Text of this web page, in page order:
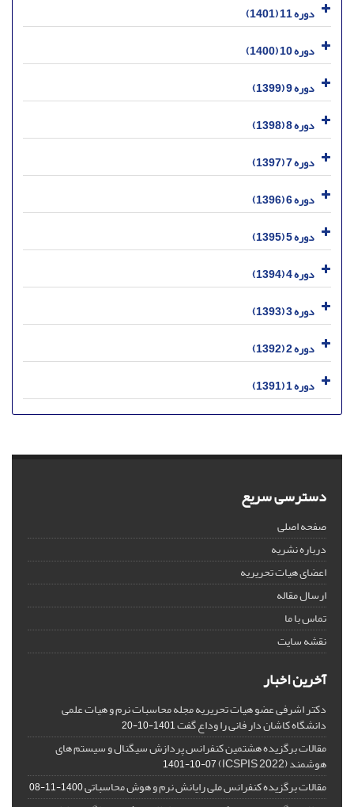
دوره 11 (1401)
دوره 10 (1400)
دوره 9 (1399)
دوره 8 (1398)
دوره 7 (1397)
دوره 6 (1396)
دوره 5 (1395)
دوره 4 (1394)
دوره 3 (1393)
دوره 2 (1392)
دوره 1 (1391)
دسترسی سریع
صفحه اصلی
درباره نشریه
اعضای هیات تحریریه
ارسال مقاله
تماس با ما
نقشه سایت
آخرین اخبار
دکتر اشرفی عضو هیات تحریریه مجله محاسبات نرم و هیات علمی
دانشگاه کاشان دار فانی را وداع گفت1401-10-20
مقالات برگزیده هشتمین کنفرانس پردازش سیگنال و سیستم های
هوشمند (ICSPIS 2022) 1401-10-07
مقالات برگزیده کنفرانس ملی رایانش نرم و هوش محاسباتی1400-11-08